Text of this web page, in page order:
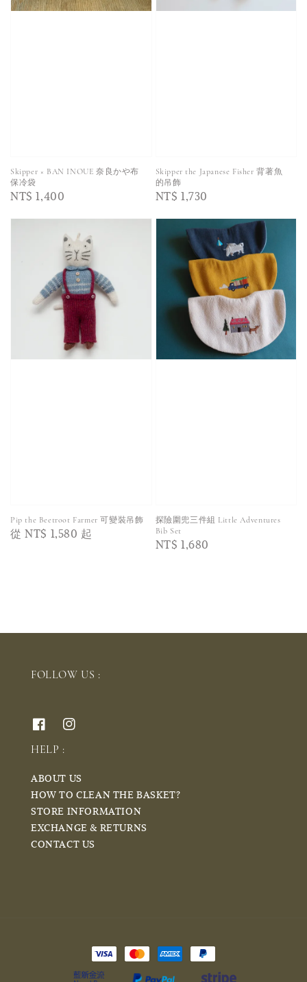
Skipper × BAN INOUE 奈良かや布
保冷袋
Regular
NT$ 1,400
Skipper the Japanese Fisher 背著魚
的吊飾
Regular
NT$ 1,730
Pip the Beetroot Farmer 可變裝吊飾
Regular
從NT$ 1,580 起
探險圍兜三件組 Little Adventures
Bib Set
Regular
NT$ 1,680
FOLLOW US :
HELP :
ABOUT US
HOW TO CLEAN THE BASKET?
STORE INFORMATION
EXCHANGE & RETURNS
CONTACT US